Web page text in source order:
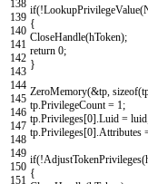
138
139
140
141
142
143
144
145
146
147
148
149
150
151
if(!LookupPrivilegeValue(
{
CloseHandle(hToken);
return 0;
}
ZeroMemory(&tp, sizeof(
tp.PrivilegeCount = 1;
tp.Privileges[0].Luid = luid
tp.Privileges[0].Attributes
if(!AdjustTokenPrivileges(
{